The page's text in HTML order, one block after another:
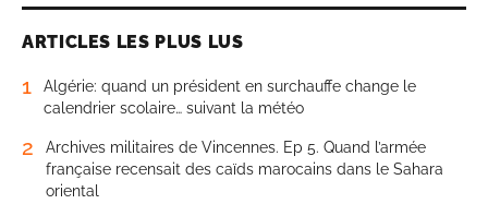
ARTICLES LES PLUS LUS
1
Algérie: quand un président en surchauffe change le
calendrier scolaire… suivant la météo
2
Archives militaires de Vincennes. Ep 5. Quand l’armée
française recensait des caïds marocains dans le Sahara
oriental